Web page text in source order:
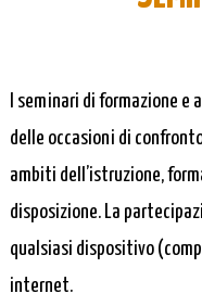
I seminari di formazione
delle occasioni di
ambiti dell’istruzione,
disposizione. La
qualsiasi dispositivo
internet.